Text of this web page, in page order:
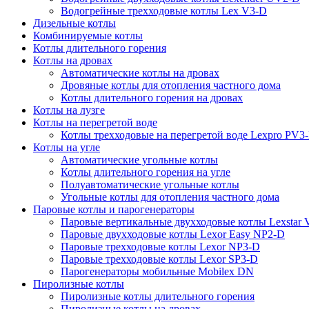
Водогрейные трехходовые котлы Lex V3-D
Дизельные котлы
Комбинируемые котлы
Котлы длительного горения
Котлы на дровах
Автоматические котлы на дровах
Дровяные котлы для отопления частного дома
Котлы длительного горения на дровах
Котлы на лузге
Котлы на перегретой воде
Котлы трехходовые на перегретой воде Lexpro
Котлы на угле
Автоматические угольные котлы
Котлы длительного горения на угле
Полуавтоматические угольные котлы
Угольные котлы для отопления частного дома
Паровые котлы и парогенераторы
Паровые вертикальные двухходовые котлы Lexstar
Паровые двухходовые котлы Lexor Easy NP2-D
Паровые трехходовые котлы Lexor NP3-D
Паровые трехходовые котлы Lexor SP3-D
Парогенераторы мобильные Mobilex DN
Пиролизные котлы
Пиролизные котлы длительного горения